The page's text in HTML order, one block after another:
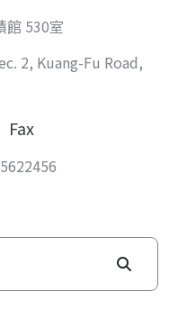
館 530室
2, Kuang-Fu Road,
Fax